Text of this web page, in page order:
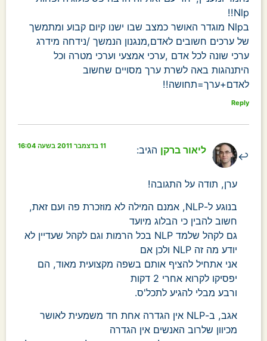
Nlp!!
בNlp מוגדר האושר כמצב שבו ישנו קיום קבוע ומתמשך
של ערכים חשובים לאדם,מנגנון הנמשך /נידחה מידרג
ערכי שונה לכל אדם ,ערכי אמצעי וערכי מטרה וכל
היתנהגות באה לשרת ערך מסויים שחשוב
לאדם+ערך=תחושה!!
Reply
ליאור ברקן הגיב: 11 בדצמבר 2011 בשעה 16:04
ערן, תודה על התגובה!
בנוגע ל-NLP, אמנם המילה לא מוזכרת פה ועם זאת,
חשוב להבין כי הבלוג מיועד
גם לקהל שלמד NLP בכל הרמות וגם לקהל שעדיין לא
יודע מה זה NLP ולכן אם
אני אתחיל להציף אותם בשפה מקצועית מאוד, הם
יפסיקו לקרוא אחרי 2 דקות
ורבע מבלי להגיע לתכל'ס.
אגב, ב-NLP אין הגדרה אחת חד משמעית לאושר
מכיוון שלרוב האנשים אין הגדרה